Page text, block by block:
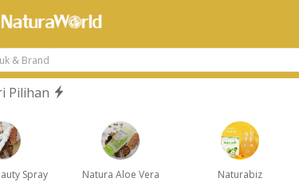
Pilihan
Spray Natura Aloe Vera Naturabiz